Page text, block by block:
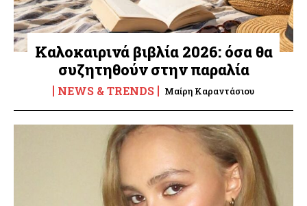
Καλοκαιρινά βιβλία 2026: όσα θα
συζητηθούν στην παραλία
NEWS & TRENDS Μαίρη Καραντάσιου